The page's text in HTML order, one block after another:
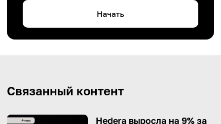
Начать
Связанный контент
Hedera выросла на 9% за